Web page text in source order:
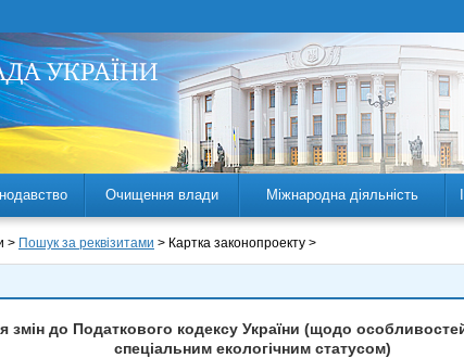
Очищення влади Міжнародна діяльність
> Пошук за реквізитами > Картка законопроекту >
змін до Податкового кодексу України (щодо
спеціальним екологічним статусом)